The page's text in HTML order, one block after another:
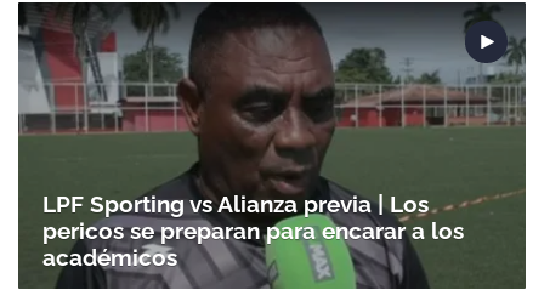
LPF Sporting vs Alianza previa | Los
pericos se preparan para encarar a los
académicos